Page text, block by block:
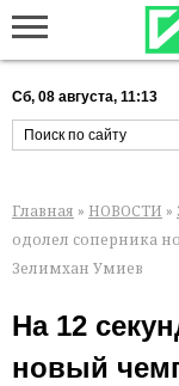
Сб, 08 августа, 11:13
Главная » НОВОСТИ »
одолел соперника
Зелимхан Умиев
На 12
новый